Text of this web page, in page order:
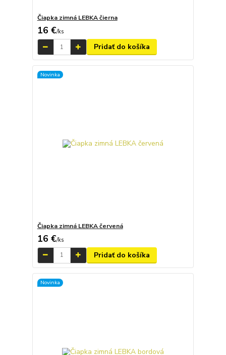
Čiapka zimná LEBKA čierna
16 €/ks
Pridať do košíka
Novinka
Čiapka zimná LEBKA červená
16 €/ks
Pridať do košíka
Novinka